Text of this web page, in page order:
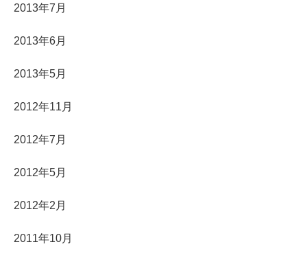
2013年7月
2013年6月
2013年5月
2012年11月
2012年7月
2012年5月
2012年2月
2011年10月